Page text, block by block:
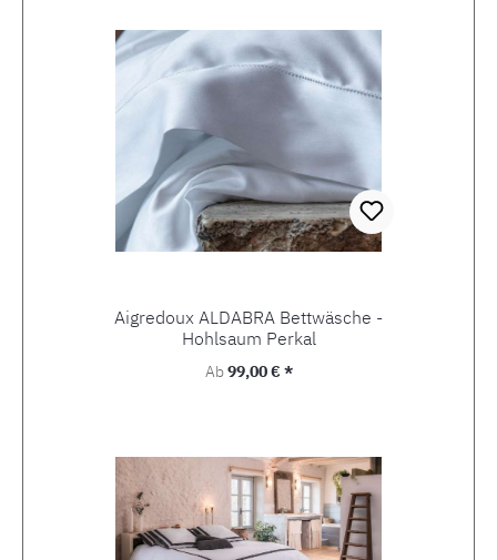
Aigredoux ALDABRA Bettwäsche -
Hohlsaum Perkal
Regulärer Preis:
Ab99,00 € *